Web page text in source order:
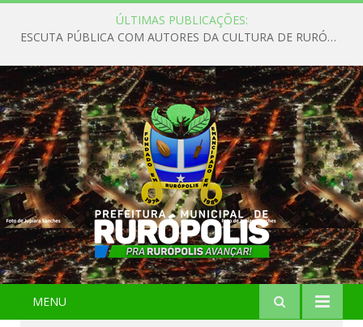
ÚLTIMAS PUBLICAÇÕES:
ESCUTA PÚBLICA COM AUTORES DA CULTURA DE RURÓPOLIS
MENU